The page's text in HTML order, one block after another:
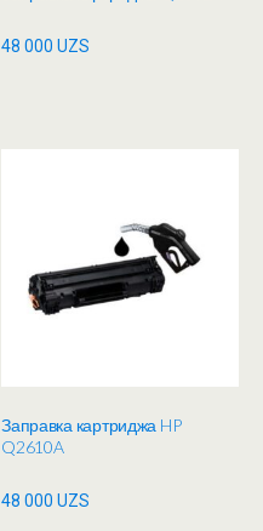
48 000UZS
Заправка картриджа HP
Q2610A
48 000UZS